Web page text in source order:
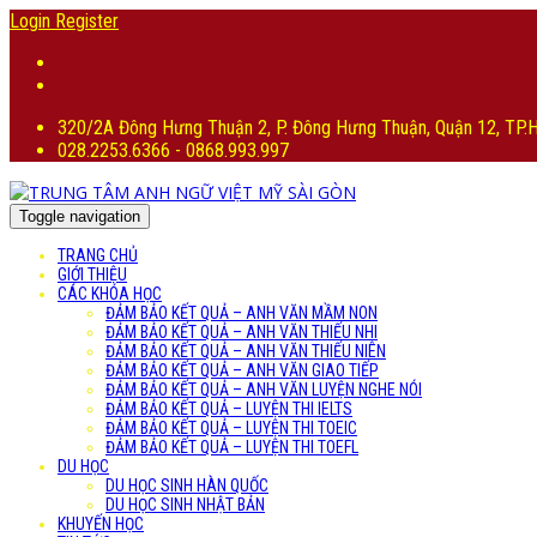
Login Register
320/2A Đông Hưng Thuận 2, P. Đông Hưng Thuận, Quận 12,
028.2253.6366 - 0868.993.997
Toggle navigation
TRANG CHỦ
GIỚI THIỆU
CÁC KHÓA HỌC
ĐẢM BẢO KẾT QUẢ – ANH VĂN MẦM NON
ĐẢM BẢO KẾT QUẢ – ANH VĂN THIẾU NHI
ĐẢM BẢO KẾT QUẢ – ANH VĂN THIẾU NIÊN
ĐẢM BẢO KẾT QUẢ – ANH VĂN GIAO TIẾP
ĐẢM BẢO KẾT QUẢ – ANH VĂN LUYỆN NGHE NÓI
ĐẢM BẢO KẾT QUẢ – LUYỆN THI IELTS
ĐẢM BẢO KẾT QUẢ – LUYỆN THI TOEIC
ĐẢM BẢO KẾT QUẢ – LUYỆN THI TOEFL
DU HỌC
DU HỌC SINH HÀN QUỐC
DU HỌC SINH NHẬT BẢN
KHUYẾN HỌC